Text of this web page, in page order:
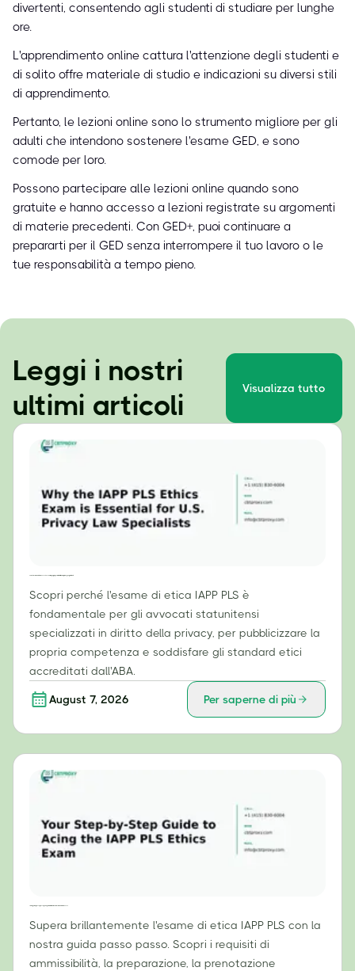
divertenti, consentendo agli studenti di studiare per lunghe
ore.
L'apprendimento online cattura l'attenzione degli studenti e
di solito offre materiale di studio e indicazioni su diversi stili
di apprendimento.
Pertanto, le lezioni online sono lo strumento migliore per gli
adulti che intendono sostenere l'esame GED, e sono
comode per loro.
Possono partecipare alle lezioni online quando sono
gratuite e hanno accesso a lezioni registrate su argomenti
di materie precedenti. Con GED+, puoi continuare a
prepararti per il GED senza interrompere il tuo lavoro o le
tue responsabilità a tempo pieno.
Leggi i nostri
ultimi articoli
Visualizza tutto
Scopri perché l'esame di etica IAPP PLS è
fondamentale per gli avvocati statunitensi
specializzati in diritto della privacy, per pubblicizzare la
propria competenza e soddisfare gli standard etici
accreditati dall'ABA.
August 7, 2026 Per saperne di più
Supera brillantemente l'esame di etica IAPP PLS con la
nostra guida passo passo. Scopri i requisiti di
ammissibilità, la preparazione, la prenotazione